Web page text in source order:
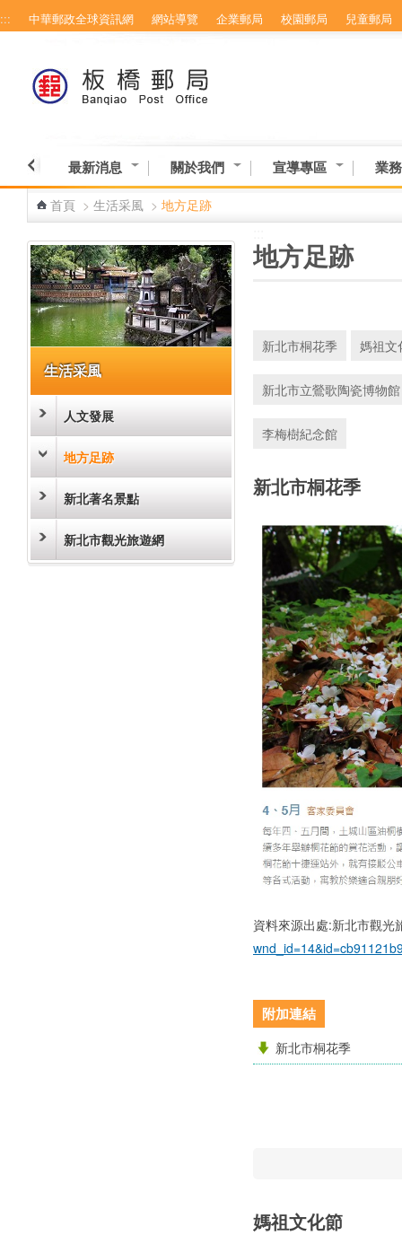
跳到主要內容區塊
::: 中華郵政全球資訊網 網站導覽 企業郵局 校園郵局 兒童郵局
最新消息 關於我們 宣導專區 業
首頁 > 生活采風 > 地方足跡
生活采風
人文發展
地方足跡
新北著名景點
新北市觀光旅遊網
地方足跡
新北市桐花季 媽祖文
新北市立鶯歌陶瓷博物館
李梅樹紀念館
新北市桐花季
資料來源出處:新北市觀光
附加連結
新北市桐花季
媽祖文化節